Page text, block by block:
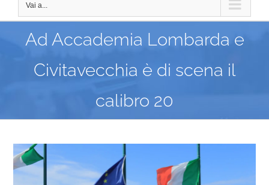
Vai a...
Ad Accademia Lombarda e
Civitavecchia è di scena il
calibro 20
Ingrandisci
immagine